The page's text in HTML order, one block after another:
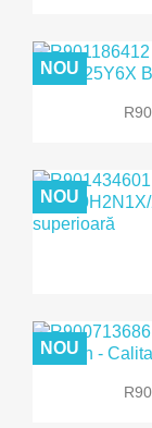
NOU
NOU
NOU